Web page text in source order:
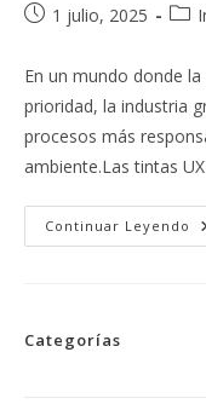
Publicación
entrada:
1 julio, 2025
la
En un mundo donde
prioridad, la industria
procesos más
ambiente.Las tintas
Continuar Leyendo
Categorías